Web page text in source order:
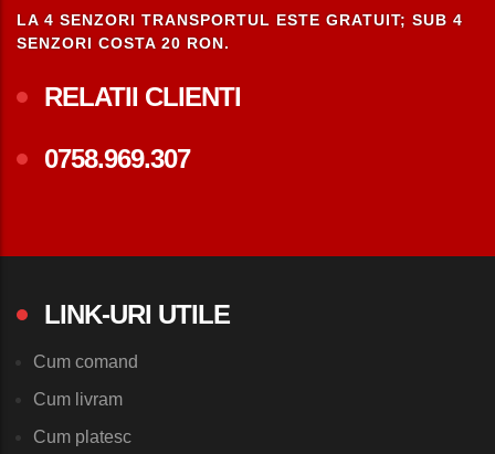
LA 4 SENZORI TRANSPORTUL ESTE GRATUIT; SUB 4
SENZORI COSTA 20 RON.
RELATII CLIENTI
0758.969.307
LINK-URI UTILE
Cum comand
Cum livram
Cum platesc